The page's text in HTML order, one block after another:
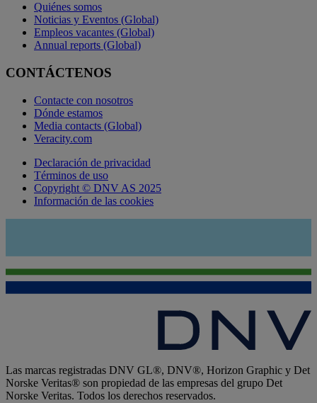
Quiénes somos
Noticias y Eventos (Global)
Empleos vacantes (Global)
Annual reports (Global)
CONTÁCTENOS
Contacte con nosotros
Dónde estamos
Media contacts (Global)
Veracity.com
Declaración de privacidad
Términos de uso
Copyright © DNV AS 2025
Información de las cookies
Las marcas registradas DNV GL®, DNV®, Horizon Graphic y Det
Norske Veritas® son propiedad de las empresas del grupo Det
Norske Veritas. Todos los derechos reservados.